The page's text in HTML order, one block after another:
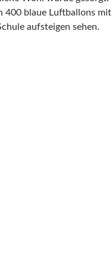
400 blaue Luftballons mit
aufsteigen sehen.